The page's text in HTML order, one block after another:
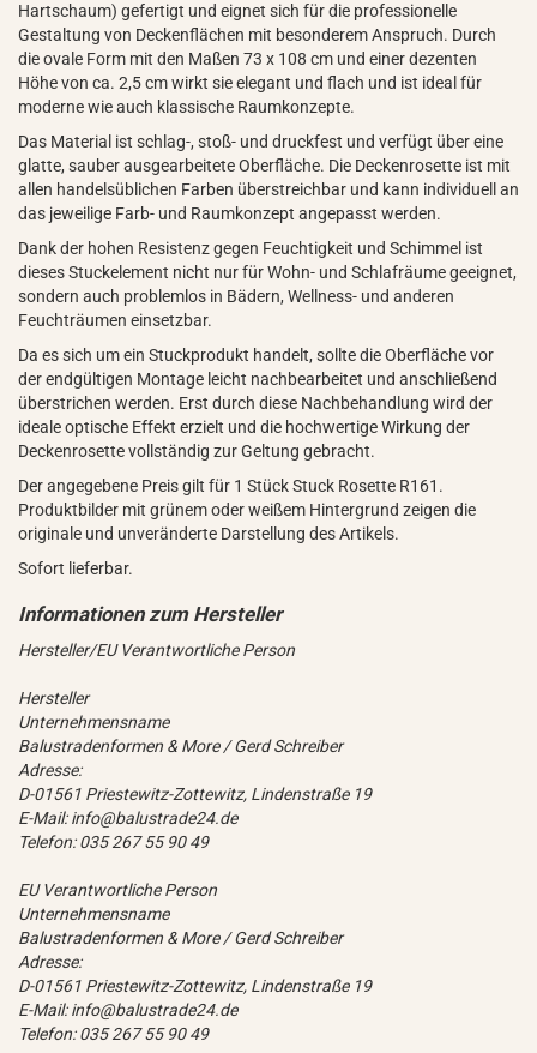
Hartschaum) gefertigt und eignet sich für die professionelle
Gestaltung von Deckenflächen mit besonderem Anspruch. Durch
die ovale Form mit den Maßen 73 x 108 cm und einer dezenten
Höhe von ca. 2,5 cm wirkt sie elegant und flach und ist ideal für
moderne wie auch klassische Raumkonzepte.
Das Material ist schlag-, stoß- und druckfest und verfügt über eine
glatte, sauber ausgearbeitete Oberfläche. Die Deckenrosette ist mit
allen handelsüblichen Farben überstreichbar und kann individuell an
das jeweilige Farb- und Raumkonzept angepasst werden.
Dank der hohen Resistenz gegen Feuchtigkeit und Schimmel ist
dieses Stuckelement nicht nur für Wohn- und Schlafräume geeignet,
sondern auch problemlos in Bädern, Wellness- und anderen
Feuchträumen einsetzbar.
Da es sich um ein Stuckprodukt handelt, sollte die Oberfläche vor
der endgültigen Montage leicht nachbearbeitet und anschließend
überstrichen werden. Erst durch diese Nachbehandlung wird der
ideale optische Effekt erzielt und die hochwertige Wirkung der
Deckenrosette vollständig zur Geltung gebracht.
Der angegebene Preis gilt für 1 Stück Stuck Rosette R161.
Produktbilder mit grünem oder weißem Hintergrund zeigen die
originale und unveränderte Darstellung des Artikels.
Sofort lieferbar.
Hersteller/EU Verantwortliche Person
Hersteller
Unternehmensname
Balustradenformen & More / Gerd Schreiber
Adresse:
D-01561 Priestewitz-Zottewitz, Lindenstraße 19
E-Mail: info@balustrade24.de
Telefon: 035 267 55 90 49
EU Verantwortliche Person
Unternehmensname
Balustradenformen & More / Gerd Schreiber
Adresse:
D-01561 Priestewitz-Zottewitz, Lindenstraße 19
E-Mail: info@balustrade24.de
Telefon: 035 267 55 90 49